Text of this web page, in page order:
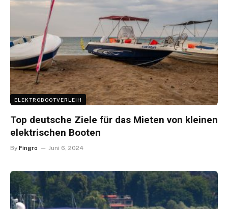
ELEKTROBOOTVERLEIH
Top deutsche Ziele für das Mieten von kleinen
elektrischen Booten
By Fingro Juni 6, 2024